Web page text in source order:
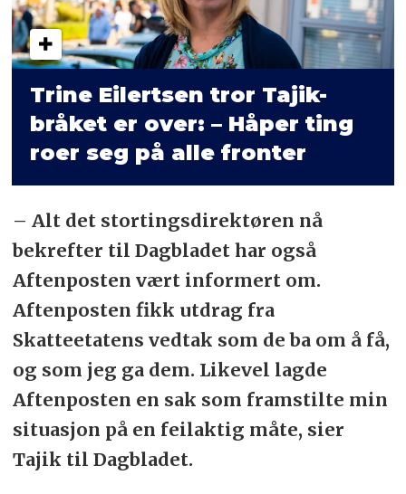
Trine Eilertsen tror Tajik-
bråket er over: – Håper ting
roer seg på alle fronter
– Alt det stortingsdirektøren nå
bekrefter til Dagbladet har også
Aftenposten vært informert om.
Aftenposten fikk utdrag fra
Skatteetatens vedtak som de ba om å få,
og som jeg ga dem. Likevel lagde
Aftenposten en sak som framstilte min
situasjon på en feilaktig måte, sier
Tajik til Dagbladet.